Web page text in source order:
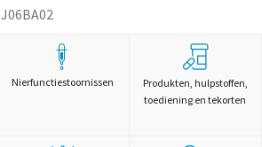
J06BA02
Nierfunctiestoornissen
Produkten, hulpstoffen,
toediening en tekorten